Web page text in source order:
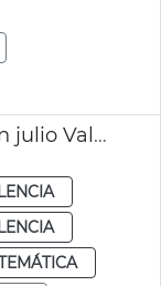
Récord ayudes escolarización julio València